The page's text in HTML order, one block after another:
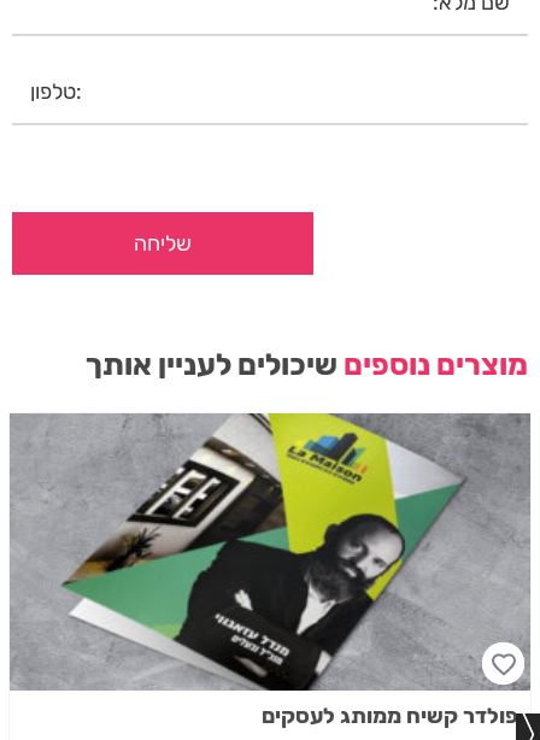
מוצרים נוספים שיכולים לעניין אותך
פולדר קשיח ממותג לעסקים